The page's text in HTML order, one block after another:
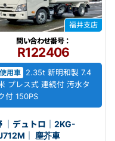
福井支店
問い合わせ番号：
R122406
用車 2.35t 新明和製 7.4
プレス式 連続付 汚水タ
付 150PS
｜デュトロ｜2KG-
XZU712M｜ 塵芥車